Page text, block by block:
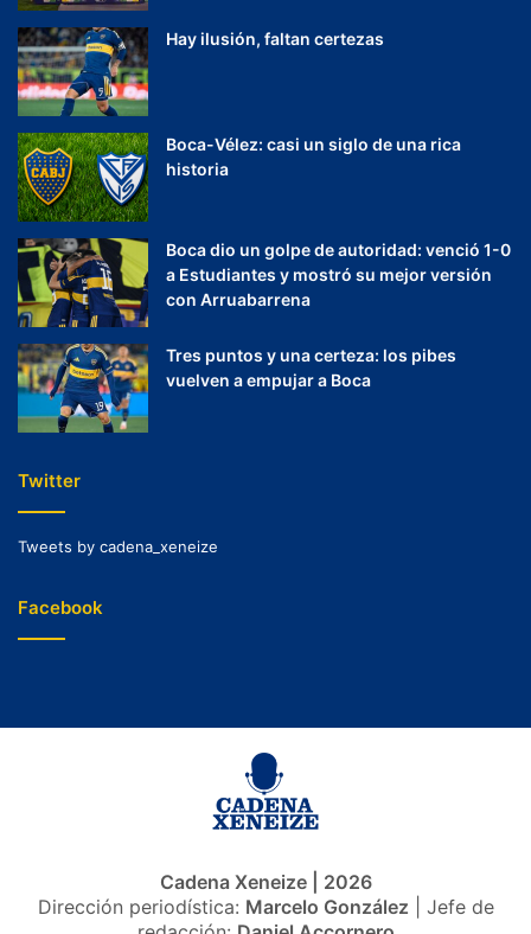
Hay ilusión, faltan certezas
Boca-Vélez: casi un siglo de una rica
historia
Boca dio un golpe de autoridad: venció 1-0
a Estudiantes y mostró su mejor versión
con Arruabarrena
Tres puntos y una certeza: los pibes
vuelven a empujar a Boca
Twitter
Tweets by cadena_xeneize
Facebook
Cadena Xeneize | 2026
Dirección periodística: Marcelo González | Jefe de